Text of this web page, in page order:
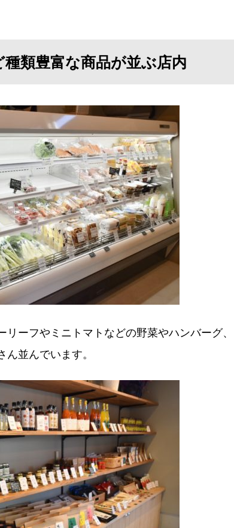
類豊富な商品が並ぶ店内
ーフやミニトマトなどの野菜やハンバーグ、
並んでいます。